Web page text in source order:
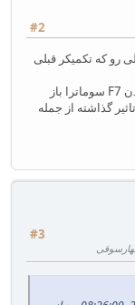
#2
رو که تکمیکر قبلی
در ضمن با نصب ورژن جدید، در تکمیکر قدیمی با زدن F7 سوماترا باز
گذاشته از جمله
#3